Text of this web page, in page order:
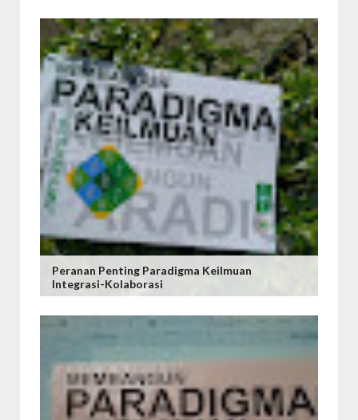
Peranan Penting Paradigma Keilmuan
Integrasi-Kolaborasi